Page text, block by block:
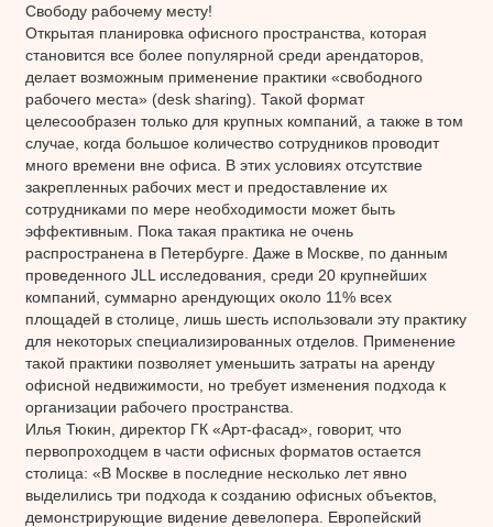
Свободу рабочему месту!
Открытая планировка офисного пространства, которая
становится все более популярной среди арендаторов,
делает возможным применение практики «свободного
рабочего места» (desk sharing). Такой формат
целесообразен только для крупных компаний, а также в том
случае, когда большое количество сотрудников проводит
много времени вне офиса. В этих условиях отсутствие
закрепленных рабочих мест и предоставление их
сотрудниками по мере необходимости может быть
эффективным. Пока такая практика не очень
распространена в Петербурге. Даже в Москве, по данным
проведенного JLL исследования, среди 20 крупнейших
компаний, суммарно арендующих около 11% всех
площадей в столице, лишь шесть использовали эту практику
для некоторых специализированных отделов. Применение
такой практики позволяет уменьшить затраты на аренду
офисной недвижимости, но требует изменения подхода к
организации рабочего пространства.
Илья Тюкин, директор ГК «Арт-фасад», говорит, что
первопроходцем в части офисных форматов остается
столица: «В Москве в последние несколько лет явно
выделились три подхода к созданию офисных объектов,
демонстрирующие видение девелопера. Европейский